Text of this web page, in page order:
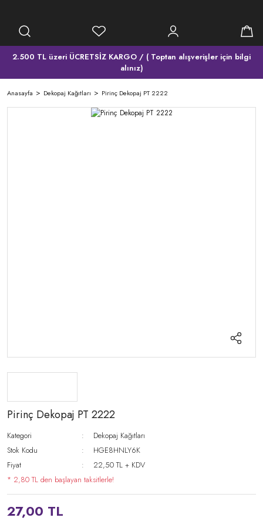
2.500 TL üzeri ÜCRETSİZ KARGO / ( Toptan alışverişler için bilgi
alınız)
Anasayfa Dekopaj Kağıtları Pirinç Dekopaj PT 2222
Pirinç Dekopaj PT 2222
Kategori
Dekopaj Kağıtları
Stok Kodu
HGE8HNLY6K
Fiyat
22,50 TL + KDV
* 2,80 TL den başlayan taksitlerle!
27,00 TL